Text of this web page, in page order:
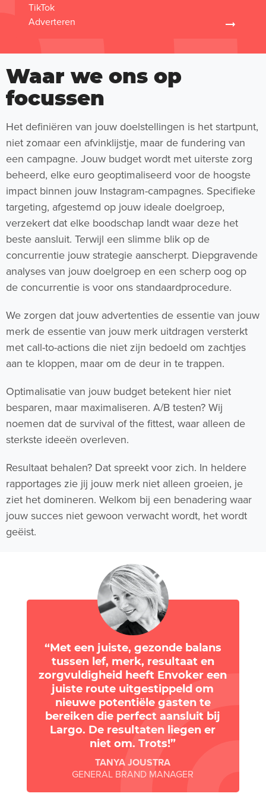
TikTok
Adverteren
Waar we ons op
focussen
Het definiëren van jouw doelstellingen is het startpunt,
niet zomaar een afvinklijstje, maar de fundering van
een campagne. Jouw budget wordt met uiterste zorg
beheerd, elke euro geoptimaliseerd voor de hoogste
impact binnen jouw Instagram-campagnes. Specifieke
targeting, afgestemd op jouw ideale doelgroep,
verzekert dat elke boodschap landt waar deze het
beste aansluit. Terwijl een slimme blik op de
concurrentie jouw strategie aanscherpt. Diepgravende
analyses van jouw doelgroep en een scherp oog op
de concurrentie is voor ons standaardprocedure.
We zorgen dat jouw advertenties de essentie van jouw
merk de essentie van jouw merk uitdragen versterkt
met call-to-actions die niet zijn bedoeld om zachtjes
aan te kloppen, maar om de deur in te trappen.
Optimalisatie van jouw budget betekent hier niet
besparen, maar maximaliseren. A/B testen? Wij
noemen dat de survival of the fittest, waar alleen de
sterkste ideeën overleven.
Resultaat behalen? Dat spreekt voor zich. In heldere
rapportages zie jij jouw merk niet alleen groeien, je
ziet het domineren. Welkom bij een benadering waar
jouw succes niet gewoon verwacht wordt, het wordt
geëist.
Met een juiste, gezonde balans
tussen lef, merk, resultaat en
zorgvuldigheid heeft Envoker een
juiste route uitgestippeld om
nieuwe potentiële gasten te
bereiken die perfect aansluit bij
Largo. De resultaten liegen er
niet om. Trots!
TANYA JOUSTRA
GENERAL BRAND MANAGER